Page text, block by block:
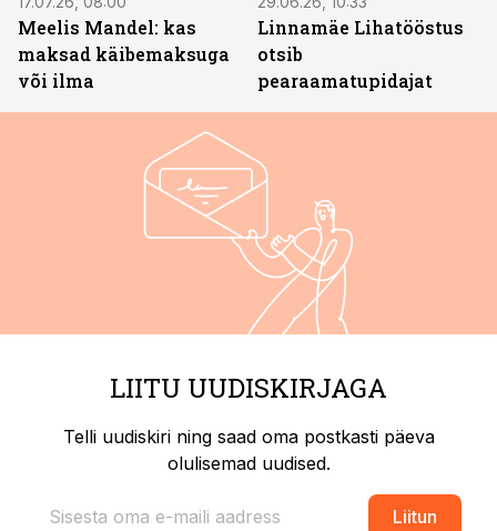
Meelis Mandel: kas
maksad käibemaksuga
või ilma
Linnamäe Lihatööstus
otsib
pearaamatupidajat
LIITU UUDISKIRJAGA
Telli uudiskiri ning saad oma postkasti päeva
olulisemad uudised.
Liitun